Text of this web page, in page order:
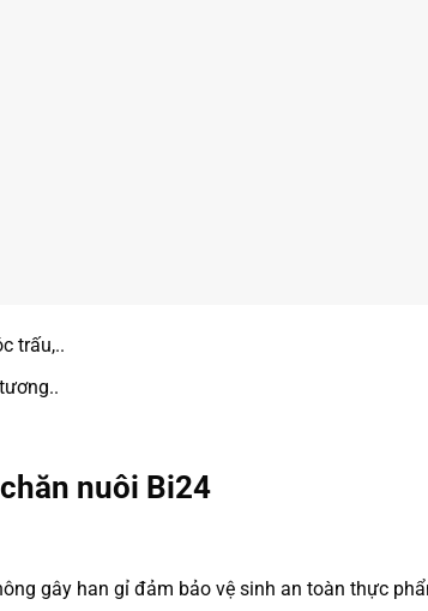
trấu,..
nuôi Bi24
gây han gỉ đảm bảo vệ sinh an toàn thực